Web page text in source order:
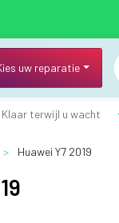
uw reparatie
Klaar terwijl u wacht
Huawei Y7 2019